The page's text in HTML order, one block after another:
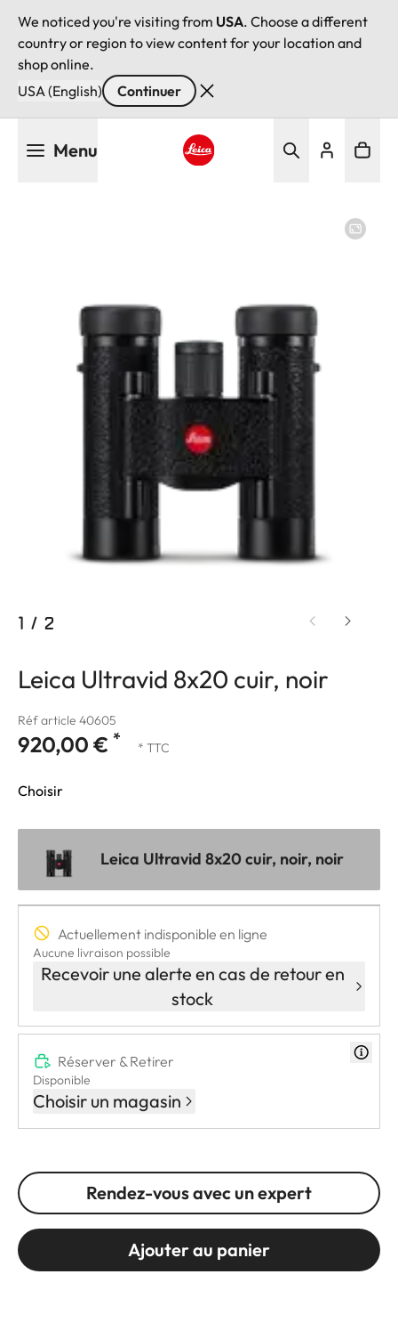
We noticed you're visiting from USA. Choose a different
country or region to view content for your location and
shop online.
USA (English)
Continuer
Menu
1 / 2
Leica Ultravid 8x20 cuir, noir
Réf article 40605
920,00 € * * TTC
Choisir
Leica Ultravid 8x20 cuir, noir, noir
Actuellement indisponible en ligne
Aucune livraison possible
Recevoir une alerte en cas de retour en
stock
Réserver & Retirer
Disponible
Choisir un magasin
Rendez-vous avec un expert
Ajouter au panier